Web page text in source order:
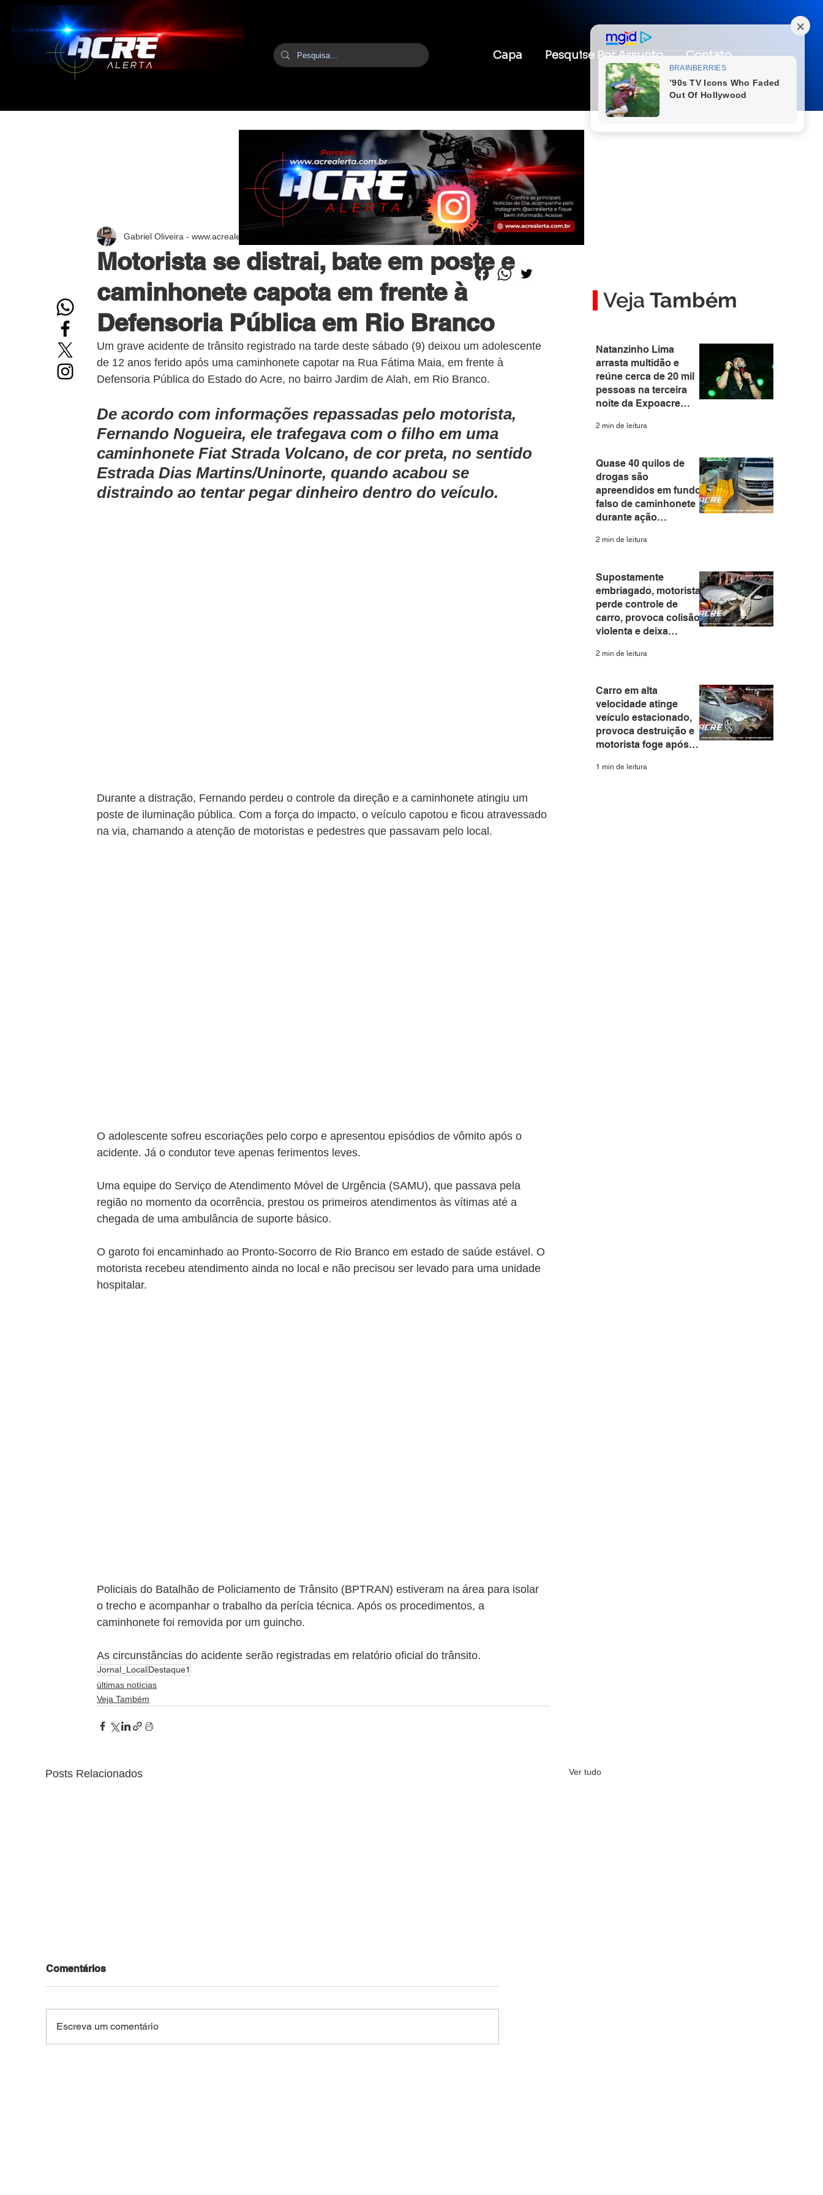
Capa Pesquise Por Assunto Contato
Motorista se distrai, bate em poste e
caminhonete capota em frente à
Defensoria Pública em Rio Branco
Gabriel Oliveira - www.acrealerta.com.br 9 de mai. 1 min de leitura
Um grave acidente de trânsito registrado na tarde deste sábado (9) deixou um adolescente
de 12 anos ferido após uma caminhonete capotar na Rua Fátima Maia, em frente à
Defensoria Pública do Estado do Acre, no bairro Jardim de Alah, em Rio Branco.
De acordo com informações repassadas pelo motorista,
Fernando Nogueira, ele trafegava com o filho em uma
caminhonete Fiat Strada Volcano, de cor preta, no sentido
Estrada Dias Martins/Uninorte, quando acabou se
distraindo ao tentar pegar dinheiro dentro do veículo.
Durante a distração, Fernando perdeu o controle da direção e a caminhonete atingiu um
poste de iluminação pública. Com a força do impacto, o veículo capotou e ficou atravessado
na via, chamando a atenção de motoristas e pedestres que passavam pelo local.
O adolescente sofreu escoriações pelo corpo e apresentou episódios de vômito após o
acidente. Já o condutor teve apenas ferimentos leves.
Uma equipe do Serviço de Atendimento Móvel de Urgência (SAMU), que passava pela
região no momento da ocorrência, prestou os primeiros atendimentos às vítimas até a
chegada de uma ambulância de suporte básico.
O garoto foi encaminhado ao Pronto-Socorro de Rio Branco em estado de saúde estável. O
motorista recebeu atendimento ainda no local e não precisou ser levado para uma unidade
hospitalar.
Policiais do Batalhão de Policiamento de Trânsito (BPTRAN) estiveram na área para isolar
o trecho e acompanhar o trabalho da perícia técnica. Após os procedimentos, a
caminhonete foi removida por um guincho.
As circunstâncias do acidente serão registradas em relatório oficial do trânsito.
Jornal_LocalDestaque1
últimas notícias
Veja Também
Posts Relacionados Ver tudo
Comentários
Escreva um comentário
Natanzinho Lima
arrasta multidão e
reúne cerca de 20 mil
pessoas na terceira
noite da Expoacre
2 min de leitura
Quase 40 quilos de
drogas são
apreendidos em fundo
falso de caminhonete
durante ação
de segurança em Rio
2 min de leitura
Supostamente
embriagado, motorista
perde controle de
carro, provoca colisão
violenta e deixa
passageira feridos em
2 min de leitura
Carro em alta
velocidade atinge
veículo estacionado,
provoca destruição e
motorista foge após
Sobral
1 min de leitura
Veja Também